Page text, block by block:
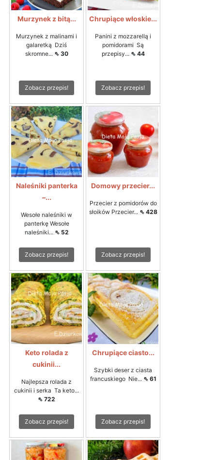
Murzynek z bitą...
Murzynek z malinami i
galaretką Dziś
skromne... ⇖ 30
Zobacz przepis!
Chrupiące włoskie...
Panini z mozzarellą i
pomidorami Są
przepisy... ⇖ 44
Zobacz przepis!
Naleśniki panterka
–...
Wesołe naleśniki w
panterkę Wesołe
naleśniki... ⇖ 52
Zobacz przepis!
Domowy przecier...
Przecier z pomidorów do
słoików Przecier... ⇖ 428
Zobacz przepis!
Keto rolada z
cukinii...
Najlepsza rolada z
cukinii i serka Ta keto...
⇖ 722
Zobacz przepis!
Chrupiące ciasto...
Szybki deser z ciasta
francuskiego Nie... ⇖ 61
Zobacz przepis!